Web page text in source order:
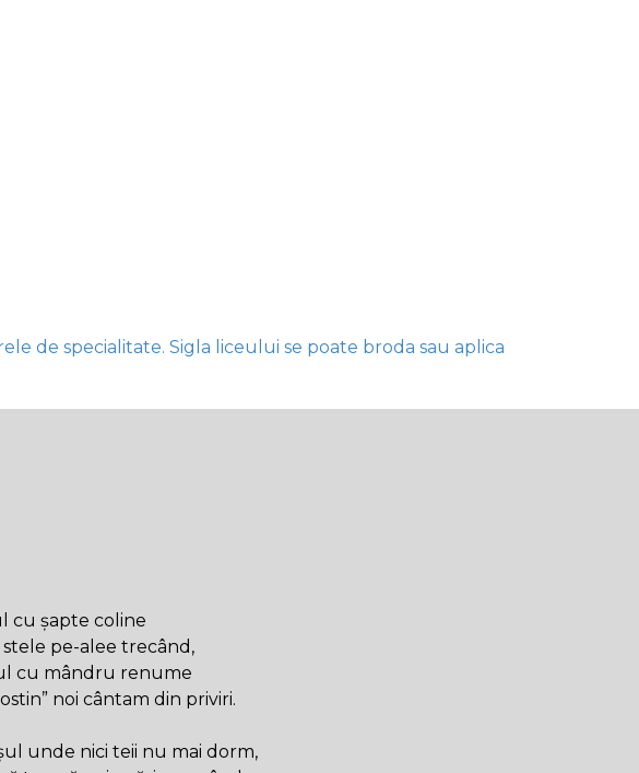
de specialitate. Sigla liceului se poate broda sau aplica
cu șapte coline
stele pe-alee trecând,
cu mândru renume
noi cântam din priviri.
unde nici teii nu mai dorm,